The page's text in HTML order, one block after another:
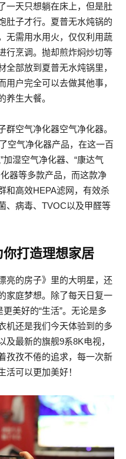
一天只想躺在床上，但是肚
肚子才行。夏普无水炖锅的
无需用水用火，仅仅利用蔬
行烹调。抛却煎炸焖炒切等
部放到夏普无水炖锅里，
户完全可以去做其他事，
养生大餐。
空气净化器空气净化器。
空气净化器产品，在这一百
加湿空气净化器、“康达气
器等多款产品，而这款净
和高效HEPA滤网，有效杀
、病毒、TVOC以及甲醛等
打造理想家居
亮的房子》里的大明星，还
家庭梦想。除了每天日复一
美好的“生活”。无论是多
机还是我们今天体验到的多
最新的旗舰9系8K电视，
孜孜不倦的追求，每一次新
活可以更加美好！